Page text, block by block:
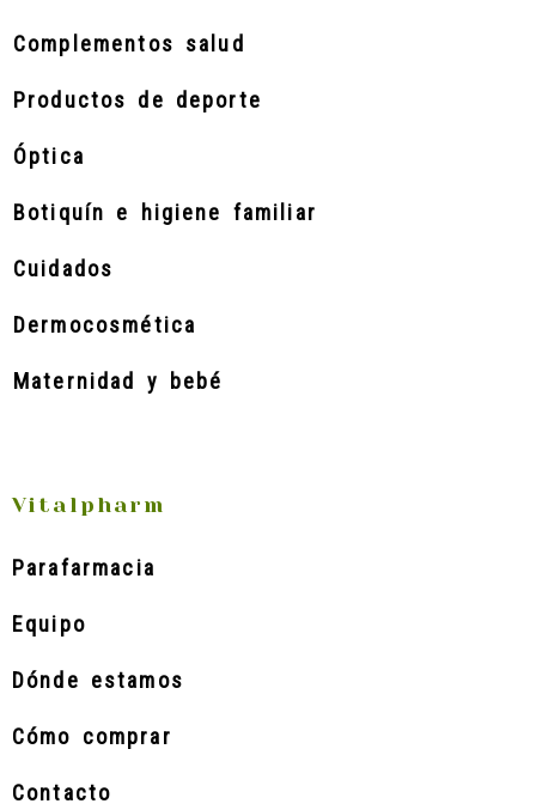
Complementos salud
Productos de deporte
Óptica
Botiquín e higiene familiar
Cuidados
Dermocosmética
Maternidad y bebé
Vitalpharm
Parafarmacia
Equipo
Dónde estamos
Cómo comprar
Contacto